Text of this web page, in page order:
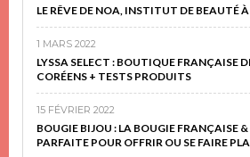
LE RÊVE DE NOA, INSTITUT DE BEAUTÉ
1 MARS 2022
LYSSA SELECT : BOUTIQUE FRANÇAISE
CORÉENS + TESTS PRODUITS
15 FÉVRIER 2022
BOUGIE BIJOU : LA BOUGIE FRANÇAISE
PARFAITE POUR OFFRIR OU SE FAIRE